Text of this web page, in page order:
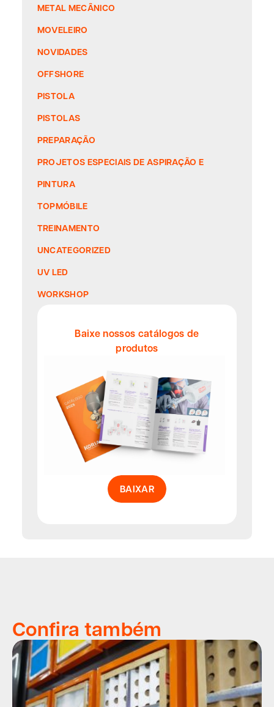
METAL MECÂNICO
MOVELEIRO
NOVIDADES
OFFSHORE
PISTOLA
PISTOLAS
PREPARAÇÃO
PROJETOS ESPECIAIS DE ASPIRAÇÃO E
PINTURA
TOPMÓBILE
TREINAMENTO
UNCATEGORIZED
UV LED
WORKSHOP
Baixe nossos catálogos de
produtos
BAIXAR
Confira também